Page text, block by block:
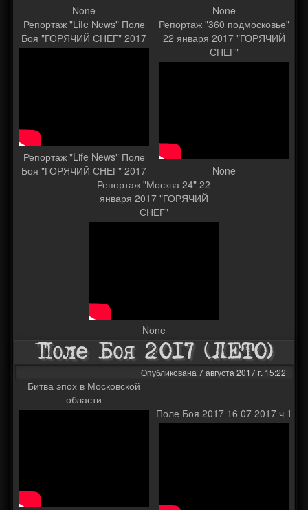
None
None
Репортаж "Life News" Поле
Боя "ГОРЯЧИЙ СНЕГ" 2017
Репортаж "Life News" Поле
Боя "ГОРЯЧИЙ СНЕГ" 2017
Репортаж "360 подмосковье"
22 января 2017 "ГОРЯЧИЙ
СНЕГ"
None
Репортаж "Москва 24" 22
января 2017 "ГОРЯЧИЙ
СНЕГ"
None
Поле Боя 2017 (ЛЕТО)
Опубликована 7 августа 2017 г. 15:22
Битва эпох в Московской
области
Поле Боя 2017 16 07 2017 ч 1